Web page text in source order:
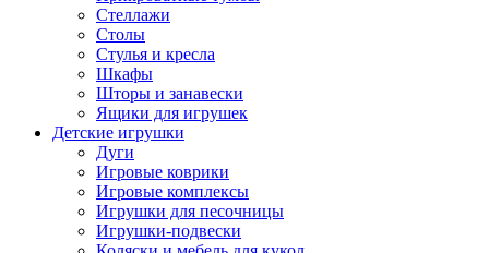
Стеллажи
Столы
Стулья и кресла
Шкафы
Шторы и занавески
Ящики для игрушек
Детские игрушки
Дуги
Игровые коврики
Игровые комплексы
Игрушки для песочницы
Игрушки-подвески